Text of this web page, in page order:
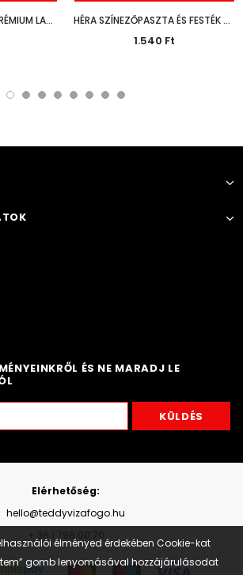
SCHULLER ALLROUND PRÉMIUM LAPOSECSET 30MM HÉRA SZÍNEZŐPASZTA ÉS FESTÉK BARNA 125ML
1.540 Ft
élményed érdekében Cookie-kat
gomb lenyomásával hozzájárulásodat
ÉS NE MARADJ LE
Elérhetőség:
hello@teddyvizafogo.hu
+ 36 1 798 00 70